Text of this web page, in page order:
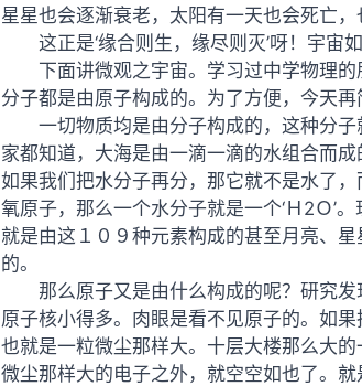
星星也会逐渐衰老，太阳有一天也会死亡，
这正是‘缘合则生，缘尽则灭’呀！宇宙
下面讲微观之宇宙。学习过中学物理
分子都是由原子构成的。为了方便，今天再
一切物质均是由分子构成的，这种分
家都知道，大海是由一滴一滴的水组合而
如果我们把水分子再分，那它就不是水了，
氧原子，那么一个水分子就是一个‘Ｈ2Ｏ’
就是由这１０９种元素构成的甚至月亮、
的。
那么原子又是由什么构成的呢？研究
原子核小得多。肉眼是看不见原子的。如
也就是一粒微尘那样大。十层大楼那么大
微尘那样大的电子之外，就空空如也了。